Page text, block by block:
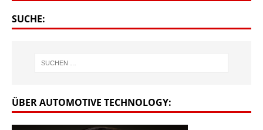
SUCHE:
ÜBER AUTOMOTIVE TECHNOLOGY: